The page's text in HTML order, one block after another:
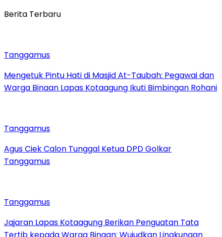
Berita Terbaru
Tanggamus
Mengetuk Pintu Hati di Masjid At-Taubah: Pegawai dan
Warga Binaan Lapas Kotaagung Ikuti Bimbingan Rohani
Tanggamus
Agus Ciek Calon Tunggal Ketua DPD Golkar
Tanggamus
Tanggamus
Jajaran Lapas Kotaagung Berikan Penguatan Tata
Tertib kepada Warga Binaan: Wujudkan Lingkungan